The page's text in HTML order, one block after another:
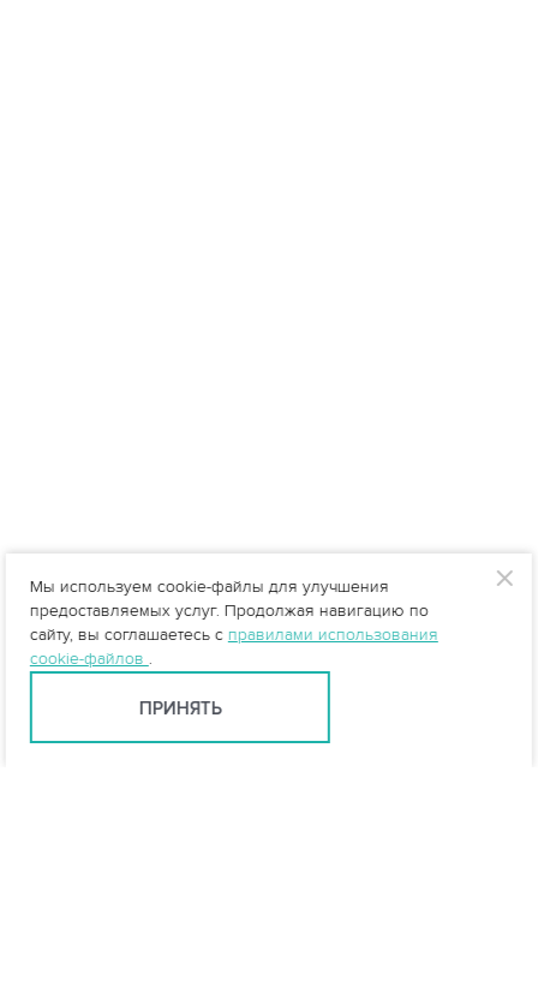
Мы используем cookie-файлы для улучшения
предоставляемых услуг. Продолжая навигацию по
сайту, вы соглашаетесь с правилами использования
cookie-файлов .
ПРИНЯТЬ